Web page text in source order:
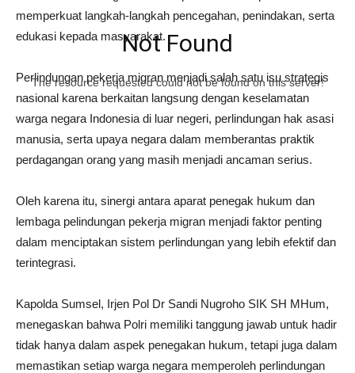
memperkuat langkah-langkah pencegahan, penindakan, serta
edukasi kepada masyarakat.
Perlindungan pekerja migran menjadi salah satu isu strategis
nasional karena berkaitan langsung dengan keselamatan
warga negara Indonesia di luar negeri, perlindungan hak asasi
manusia, serta upaya negara dalam memberantas praktik
perdagangan orang yang masih menjadi ancaman serius.
Oleh karena itu, sinergi antara aparat penegak hukum dan
lembaga pelindungan pekerja migran menjadi faktor penting
dalam menciptakan sistem perlindungan yang lebih efektif dan
terintegrasi.
Kapolda Sumsel, Irjen Pol Dr Sandi Nugroho SIK SH MHum,
menegaskan bahwa Polri memiliki tanggung jawab untuk hadir
tidak hanya dalam aspek penegakan hukum, tetapi juga dalam
memastikan setiap warga negara memperoleh perlindungan
Not Found
The resource requested could not be found on this server!